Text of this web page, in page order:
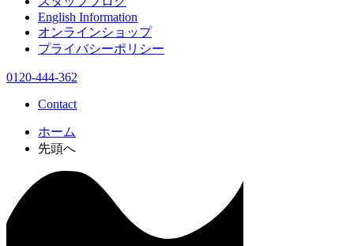
English Information
オンラインショップ
プライバシーポリシー
0120-444-362
Contact
ホーム
先頭へ